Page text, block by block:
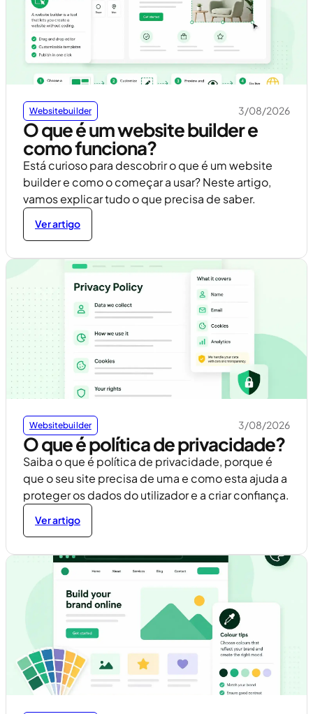
Websitebuilder 3/08/2026
O que é um website builder e
como funciona?
Está curioso para descobrir o que é um website
builder e como o começar a usar? Neste artigo,
vamos explicar tudo o que precisa de saber.
Ver artigo
Websitebuilder 3/08/2026
O que é política de privacidade?
Saiba o que é política de privacidade, porque é
que o seu site precisa de uma e como esta ajuda a
proteger os dados do utilizador e a criar confiança.
Ver artigo